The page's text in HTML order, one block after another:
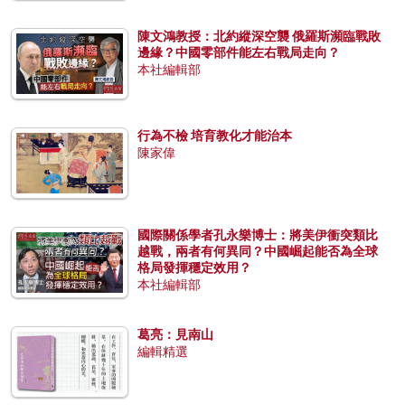
陳文鴻教授：北約縱深空襲 俄羅斯瀕臨戰敗
邊緣？中國零部件能左右戰局走向？
本社編輯部
行為不檢 培育教化才能治本
陳家偉
國際關係學者孔永樂博士：將美伊衝突類比
越戰，兩者有何異同？中國崛起能否為全球
格局發揮穩定效用？
本社編輯部
葛亮：見南山
編輯精選